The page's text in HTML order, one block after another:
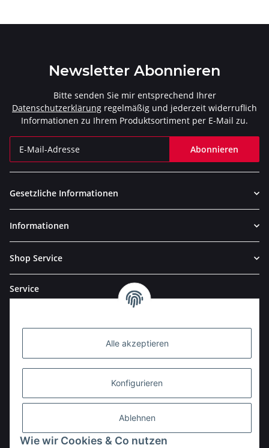
Alle akzeptieren
Konfigurieren
Ablehnen
Wie wir Cookies & Co nutzen
Newsletter Abonnieren
Bitte senden Sie mir entsprechend Ihrer
Datenschutzerklärung regelmäßig und jederzeit widerruflich
Informationen zu Ihrem Produktsortiment per E-Mail zu.
Abonnieren
Gesetzliche Informationen
Informationen
Shop Service
Service